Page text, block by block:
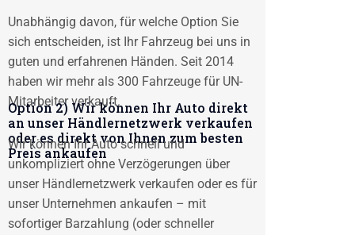
Unabhängig davon, für welche Option Sie
sich entscheiden, ist Ihr Fahrzeug bei uns in
guten und erfahrenen Händen. Seit 2014
haben wir mehr als 300 Fahrzeuge für UN-
Mitarbeiter verkauft.
Option 2) Wir können Ihr Auto direkt
an unser Händlernetzwerk verkaufen
oder es direkt von Ihnen zum besten
Preis ankaufen
Wir können Ihr Auto schnell und
unkompliziert ohne Verzögerungen über
unser Händlernetzwerk verkaufen oder es für
unser Unternehmen ankaufen – mit
sofortiger Barzahlung (oder schneller